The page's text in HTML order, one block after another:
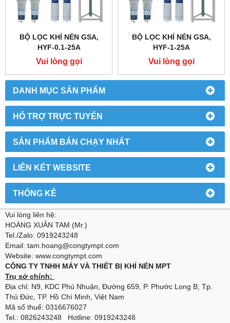
DANH MỤC SẢN PHẨM
HỔ TRỢ TRỰC TUYẾN
SẢN PHẨM BÁN CHẠY NHẤT
LIÊN KẾT WEBSITE
THỐNG KÊ
BỘ LỌC KHÍ NÉN GSA,
HYF-0.1-25A
Vui lòng gọi
BỘ LỌC KHÍ NÉN GSA,
HYF-1-25A
Vui lòng gọi
Vui lòng liên hệ:
HOÀNG XUÂN TAM (Mr.)
Tel./Zalo: 0919243248
Email: tam.hoang@congtympt.com
Website: www.congtympt.com
CÔNG TY TNHH MÁY VÀ THIẾT BỊ KHÍ NÉN MPT
Trụ sở chính:
Địa chỉ: N9, KDC Phú Nhuận, Đường 659, P. Phước Long B, Tp.
Thủ Đức, TP. Hồ Chí Minh, Việt Nam
Mã số thuế: 0316676027
Tel.: 0826243248 Hotline: 0919243248